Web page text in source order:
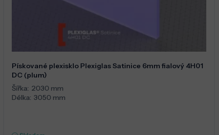
Pískované plexisklo Plexiglas Satinice 6mm fialový 4H01
DC (plum)
Šířka: 2030 mm
Délka: 3050 mm